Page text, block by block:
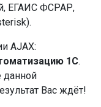
ЕГАИС ФСРАР,
AJAX:
1С.
данной
Вас ждёт!